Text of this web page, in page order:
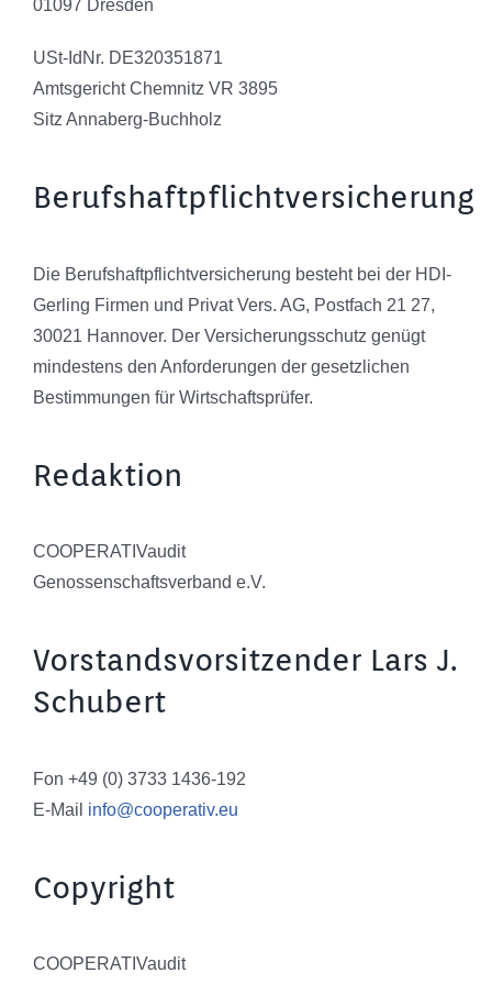
01097 Dresden
USt-IdNr. DE320351871
Amtsgericht Chemnitz VR 3895
Sitz Annaberg-Buchholz
Berufshaftpflichtversicherung
Die Berufshaftpflichtversicherung besteht bei der HDI-
Gerling Firmen und Privat Vers. AG, Postfach 21 27,
30021 Hannover. Der Versicherungsschutz genügt
mindestens den Anforderungen der gesetzlichen
Bestimmungen für Wirtschaftsprüfer.
Redaktion
COOPERATIVaudit
Genossenschaftsverband e.V.
Vorstandsvorsitzender Lars J.
Schubert
Fon +49 (0) 3733 1436-192
E-Mail info@cooperativ.eu
Copyright
COOPERATIVaudit